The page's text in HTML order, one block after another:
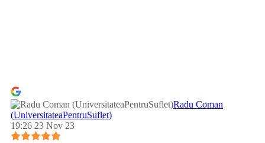
Radu Coman
(UniversitateaPentruSuflet)
19:26 23 Nov 23